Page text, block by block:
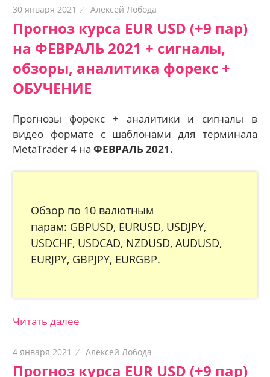
30 января 2021 Алексей Лобода
Прогноз курса EUR USD (+9 пар)
на ФЕВРАЛЬ 2021 + сигналы,
обзоры, аналитика форекс +
ОБУЧЕНИЕ
Прогнозы форекс + аналитики и сигналы в
видео формате с шаблонами для терминала
MetaTrader 4 наФЕВРАЛЬ 2021.
Обзор по 10 валютным
парам: GBPUSD, EURUSD, USDJPY,
USDCHF, USDCAD, NZDUSD, AUDUSD,
EURJPY, GBPJPY, EURGBP.
Читать далее
4 января 2021 Алексей Лобода
Прогноз курса EUR USD (+9 пар)